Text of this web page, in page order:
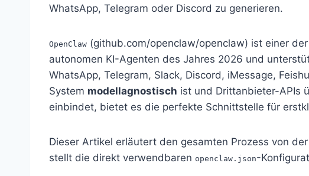
WhatsApp, Telegram oder Discord zu generieren.
OpenClaw (github.com/openclaw/openclaw) ist einer
autonomen KI-Agenten des Jahres 2026 und
WhatsApp, Telegram, Slack, Discord, iMessage,
System modellagnostisch ist und Drittanbieter-APIs
einbindet, bietet es die perfekte Schnittstelle für
Dieser Artikel erläutert den gesamten Prozess von
stellt die direkt verwendbaren openclaw.json-